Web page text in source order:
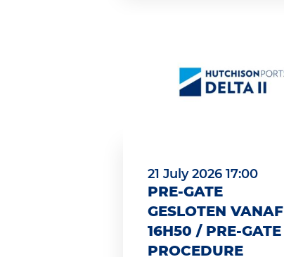
21 July 2026 17:00
PRE-GATE
GESLOTEN VANAF
16H50 / PRE-GATE
PROCEDURE